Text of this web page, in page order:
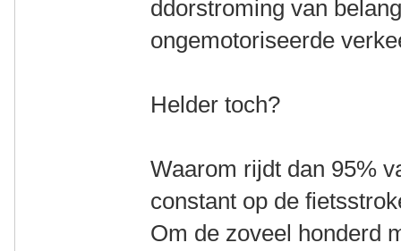
ddorstroming van
ongemotoriseerde
Helder toch?
Waarom rijdt dan 95%
constant op de
Om de zoveel honderd